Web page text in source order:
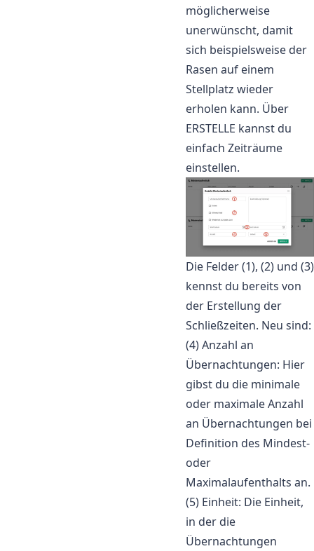
möglicherweise
unerwünscht, damit
sich beispielsweise der
Rasen auf einem
Stellplatz wieder
erholen kann. Über
ERSTELLE kannst du
einfach Zeiträume
einstellen.
Die Felder (1), (2) und (3)
kennst du bereits von
der Erstellung der
Schließzeiten. Neu sind:
(4) Anzahl an
Übernachtungen: Hier
gibst du die minimale
oder maximale Anzahl
an Übernachtungen bei
Definition des Mindest-
oder
Maximalaufenthalts an.
(5) Einheit: Die Einheit,
in der die
Übernachtungen